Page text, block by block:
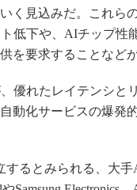
く見込みだ。これら
低下や、AIチップ性
を要求することなど
優れたレイテンシと
動化サービスの爆発
るとみられる、大